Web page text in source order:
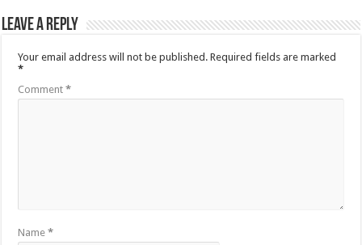
Leave a Reply
Your email address will not be published. Required fields are marked
*
Comment*
Name*